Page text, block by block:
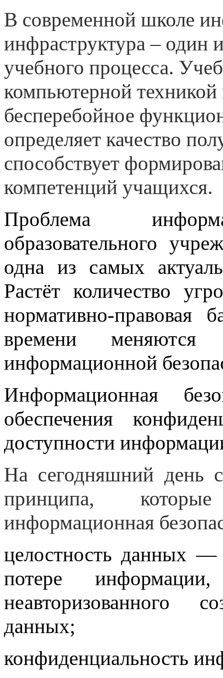
В современной школе
инфраструктура – один
учебного процесса.
компьютерной техникой
бесперебойное
определяет качество
способствует
компетенций учащихся.
Проблема
образовательного
одна из самых
Растёт количество
нормативно-правовая
времени
информационной
Информационная
обеспечения
доступности
На сегодняшний день
принципа,
информационная
целостность данных
потере
неавторизованного
данных;
конфиденциальность